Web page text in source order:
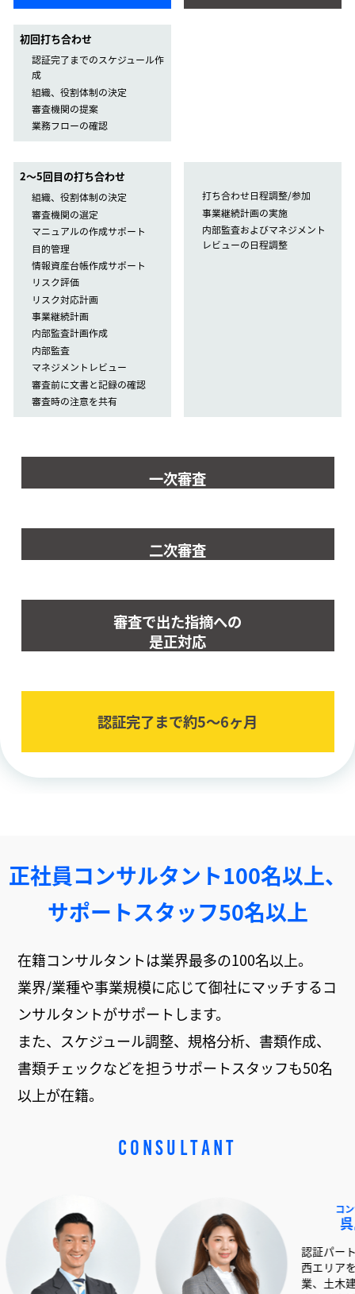
初回打ち合わせ
認証完了までのスケジュール作
成
組織、役割体制の決定
審査機関の提案
業務フローの確認
2〜5回目の打ち合わせ
組織、役割体制の決定
審査機関の選定
マニュアルの作成サポート
目的管理
情報資産台帳作成サポート
リスク評価
リスク対応計画
事業継続計画
内部監査計画作成
内部監査
マネジメントレビュー
審査前に文書と記録の確認
審査時の注意を共有
打ち合わせ日程調整/参加
事業継続計画の実施
内部監査およびマネジメント
レビューの日程調整
一次審査
二次審査
審査で出た指摘への
是正対応
認証完了まで約5〜6ヶ⽉
正社員コンサルタント100名以上、
サポートスタッフ50名以上
在籍コンサルタントは業界最多の100名以上。
業界/業種や事業規模に応じて御社にマッチするコ
ンサルタントがサポートします。
また、スケジュール調整、規格分析、書類作成、
書類チェックなどを担うサポートスタッフも50名
以上が在籍。
CONSULTANT